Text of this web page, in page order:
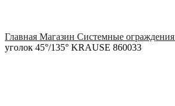
Главная Магазин Системные ограждения
уголок 45°/135° KRAUSE 860033